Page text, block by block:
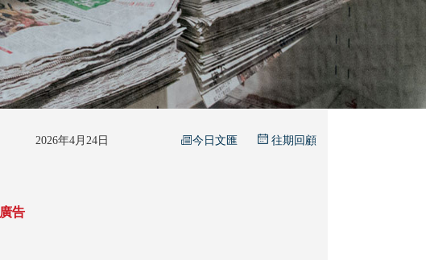
2026年4月24日 今日文匯 往期回顧
告